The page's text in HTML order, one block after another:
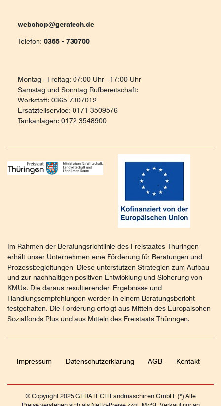
webshop@geratech.de
Telefon: 0365 - 730700
Montag - Freitag: 07:00 Uhr - 17:00 Uhr
Samstag und Sonntag Rufbereitschaft:
Werkstatt: 0365 7307012
Ersatzteilservice: 0171 3509576
Tankanlagen: 0172 3548900
Im Rahmen der Beratungsrichtlinie des Freistaates Thüringen
erhält unser Unternehmen eine Förderung für Beratungen und
Prozessbegleitungen. Diese unterstützen Strategien zum Aufbau
und zur nachhaltigen positiven Entwicklung und Sicherung von
KMUs. Die daraus resultierenden Ergebnisse und
Handlungsempfehlungen werden in einem Beratungsbericht
festgehalten. Die Förderung erfolgt aus Mitteln des Europäischen
Sozialfonds Plus und aus Mitteln des Freistaats Thüringen.
Impressum Daten­schutz­erklärung AGB Kontakt
© Copyright 2025 GERATECH Landmaschinen GmbH. (*) Alle